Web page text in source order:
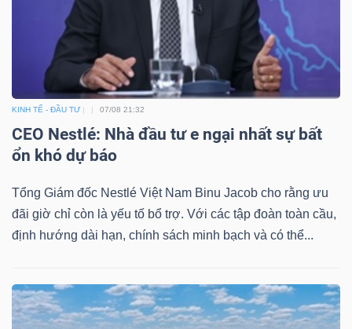
KINH TẾ - ĐẦU TƯ 07/08 21:32
CEO Nestlé: Nhà đầu tư e ngại nhất sự bất
ổn khó dự báo
Tổng Giám đốc Nestlé Việt Nam Binu Jacob cho rằng ưu
đãi giờ chỉ còn là yếu tố bổ trợ. Với các tập đoàn toàn cầu,
định hướng dài hạn, chính sách minh bạch và có thể...